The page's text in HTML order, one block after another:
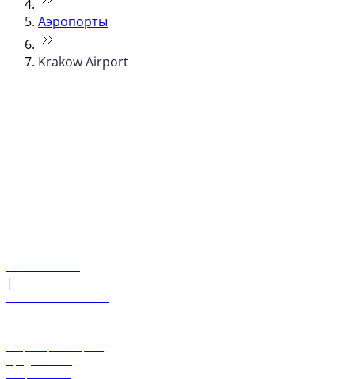
Аэропорты
Krakow Airport
|